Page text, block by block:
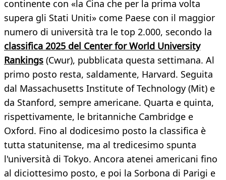
continente con «la Cina che per la prima volta
supera gli Stati Uniti» come Paese con il maggior
numero di università tra le top 2.000, secondo la
classifica 2025 del Center for World University
Rankings (Cwur), pubblicata questa settimana. Al
primo posto resta, saldamente, Harvard. Seguita
dal Massachusetts Institute of Technology (Mit) e
da Stanford, sempre americane. Quarta e quinta,
rispettivamente, le britanniche Cambridge e
Oxford. Fino al dodicesimo posto la classifica è
tutta statunitense, ma al tredicesimo spunta
l'università di Tokyo. Ancora atenei americani fino
al diciottesimo posto, e poi la Sorbona di Parigi e